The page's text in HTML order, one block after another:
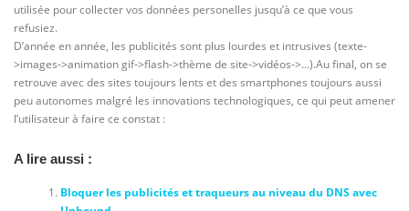
utilisée pour collecter vos données personelles jusqu’à ce que vous
refusiez.
D’année en année, les publicités sont plus lourdes et intrusives (texte-
>images->animation gif->flash->thème de site->vidéos->…).Au final, on se
retrouve avec des sites toujours lents et des smartphones toujours aussi
peu autonomes malgré les innovations technologiques, ce qui peut amener
l’utilisateur à faire ce constat :
A lire aussi :
Bloquer les publicités et traqueurs au niveau du DNS avec